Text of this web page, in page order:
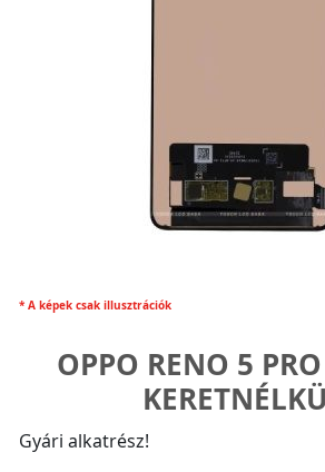
* A képek csak illusztrációk
OPPO RENO 5
Gyári alkatrész!